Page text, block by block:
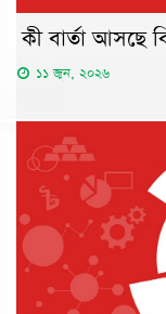
কী বার্তা আসছে
১১ জুন, ২০২৬